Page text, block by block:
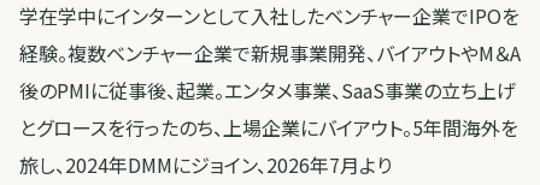
学在学中にインターンとして入社したベンチャー企業でIPOを
経験。複数ベンチャー企業で新規事業開発、バイアウトやM＆A
後のPMIに従事後、起業。エンタメ事業、SaaS事業の立ち上げ
とグロースを行ったのち、上場企業にバイアウト。5年間海外を
旅し、2024年DMMにジョイン、2026年7月より